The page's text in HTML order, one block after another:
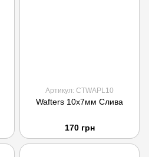
Артикул: CTWAPL10
Wafters 10x7мм Слива
170 грн